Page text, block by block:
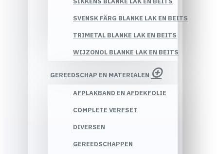
SVENSK FÄRG BLANKE LAK EN BEITS
TRIMETAL BLANKE LAK EN BEITS
WIJZONOL BLANKE LAK EN BEITS
GEREEDSCHAP EN MATERIALEN
AFPLAKBAND EN AFDEKFOLIE
COMPLETE VERFSET
DIVERSEN
GEREEDSCHAPPEN